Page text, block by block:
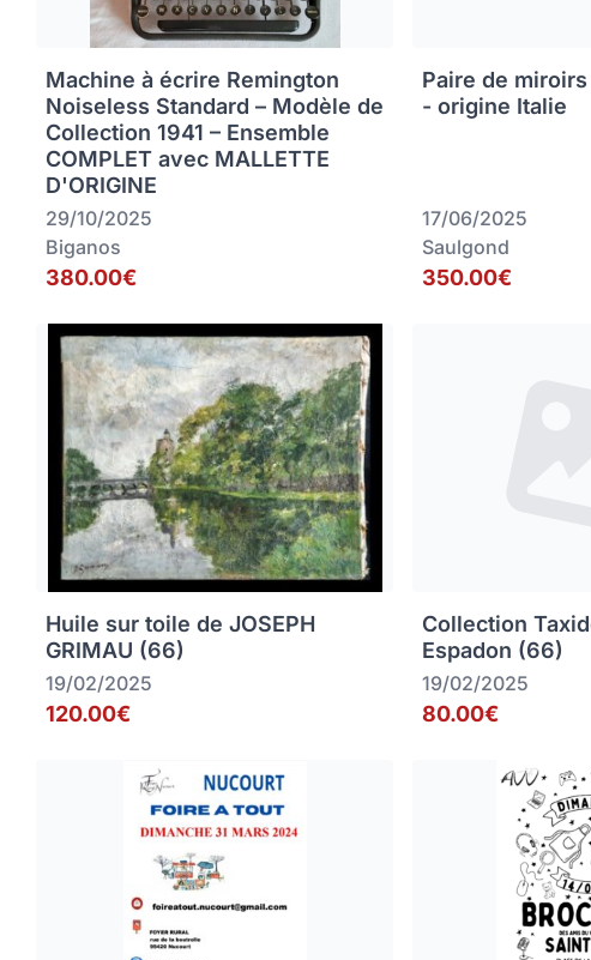
Machine à écrire Remington
Noiseless Standard – Modèle de
Collection 1941 – Ensemble
COMPLET avec MALLETTE
D'ORIGINE
29/10/2025
Biganos
380.00€
Paire de
- origine Italie
17/06/2025
Saulgond
350.00€
Huile sur toile de JOSEPH
GRIMAU (66)
19/02/2025
120.00€
Collection
Espadon (66)
19/02/2025
80.00€